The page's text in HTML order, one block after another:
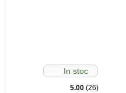
In stoc
5.00 (26)